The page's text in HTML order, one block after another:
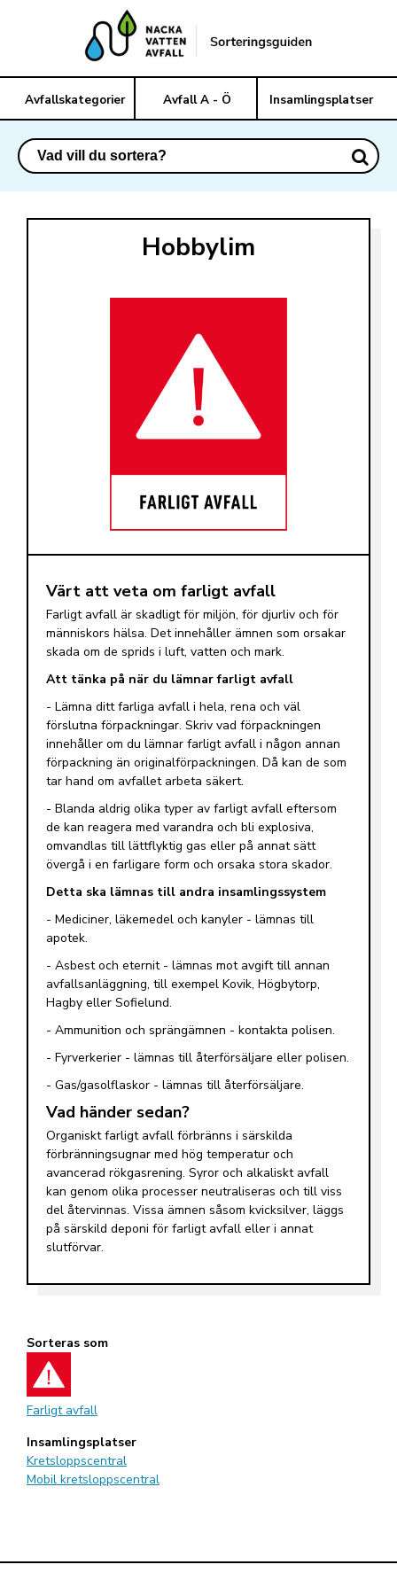
Avfallskategorier Avfall A - Ö Insamlingsplatser
Hobbylim
Värt att veta om farligt avfall
Farligt avfall är skadligt för miljön, för djurliv och för
människors hälsa. Det innehåller ämnen som orsakar
skada om de sprids i luft, vatten och mark.
Att tänka på när du lämnar farligt avfall
- Lämna ditt farliga avfall i hela, rena och väl
förslutna förpackningar. Skriv vad förpackningen
innehåller om du lämnar farligt avfall i någon annan
förpackning än originalförpackningen. Då kan de som
tar hand om avfallet arbeta säkert.
- Blanda aldrig olika typer av farligt avfall eftersom
de kan reagera med varandra och bli explosiva,
omvandlas till lättflyktig gas eller på annat sätt
övergå i en farligare form och orsaka stora skador.
Detta ska lämnas till andra insamlingssystem
- Mediciner, läkemedel och kanyler - lämnas till
apotek.
- Asbest och eternit - lämnas mot avgift till annan
avfallsanläggning, till exempel Kovik, Högbytorp,
Hagby eller Sofielund.
- Ammunition och sprängämnen - kontakta polisen.
- Fyrverkerier - lämnas till återförsäljare eller polisen.
- Gas/gasolflaskor - lämnas till återförsäljare.
Vad händer sedan?
Organiskt farligt avfall förbränns i särskilda
förbränningsugnar med hög temperatur och
avancerad rökgasrening. Syror och alkaliskt avfall
kan genom olika processer neutraliseras och till viss
del återvinnas. Vissa ämnen såsom kvicksilver, läggs
på särskild deponi för farligt avfall eller i annat
slutförvar.
Sorteras som
Farligt avfall
Insamlingsplatser
Kretsloppscentral
Mobil kretsloppscentral